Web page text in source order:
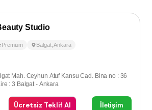
Studio
Premium Balgat,Ankara
Mah. Ceyhun Atuf Kansu Cad. Bina no : 36
: 3 Balgat - Ankara
Ücretsiz Teklif Al İletişim